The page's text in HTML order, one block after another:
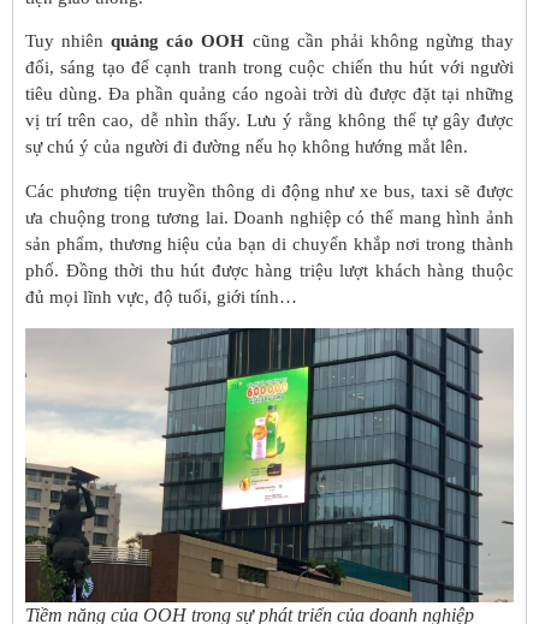
Tuy nhiênquảng cáo OOH cũng cần phải không ngừng thay
đổi, sáng tạo để cạnh tranh trong cuộc chiến thu hút với người
tiêu dùng. Đa phần quảng cáo ngoài trời dù được đặt tại những
vị trí trên cao, dễ nhìn thấy. Lưu ý rằng không thể tự gây được
sự chú ý của người đi đường nếu họ không hướng mắt lên.
Các phương tiện truyền thông di động như xe bus, taxi sẽ được
ưa chuộng trong tương lai. Doanh nghiệp có thể mang hình ảnh
sản phẩm, thương hiệu của bạn di chuyển khắp nơi trong thành
phố. Đồng thời thu hút được hàng triệu lượt khách hàng thuộc
đủ mọi lĩnh vực, độ tuổi, giới tính…
Tiềm năng của OOH trong sự phát triển của doanh nghiệp